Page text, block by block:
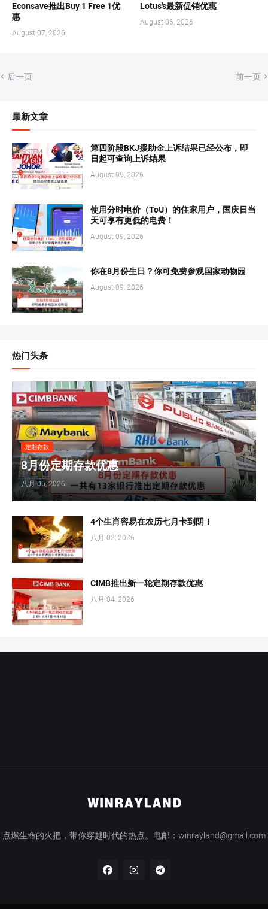
Econsave推出Buy 1 Free 1优
惠
August 07, 2026
Lotus's最新促销优惠
August 06, 2026
后一页 前一页
最新文章
第四阶段BKJ援助金上诉结果已经公布，即
日起可查询上诉结果
August 09, 2026
使用分时电价（ToU）的住家用户，国庆日当
天可享有更低的电费！
August 09, 2026
你在8月份生日？你可免费参观国家动物园
August 09, 2026
热门头条
定期存款
8月份定期存款优惠
八月 05, 2026
4个生肖容易在农历七月卡到阴！
八月 02, 2026
CIMB推出新一轮定期存款优惠
八月 04, 2026
点燃生命的火把，带你穿越时代的热点。电邮：winrayland@gmail.com